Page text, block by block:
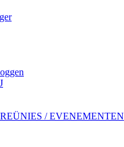
/ EVENEMENTEN